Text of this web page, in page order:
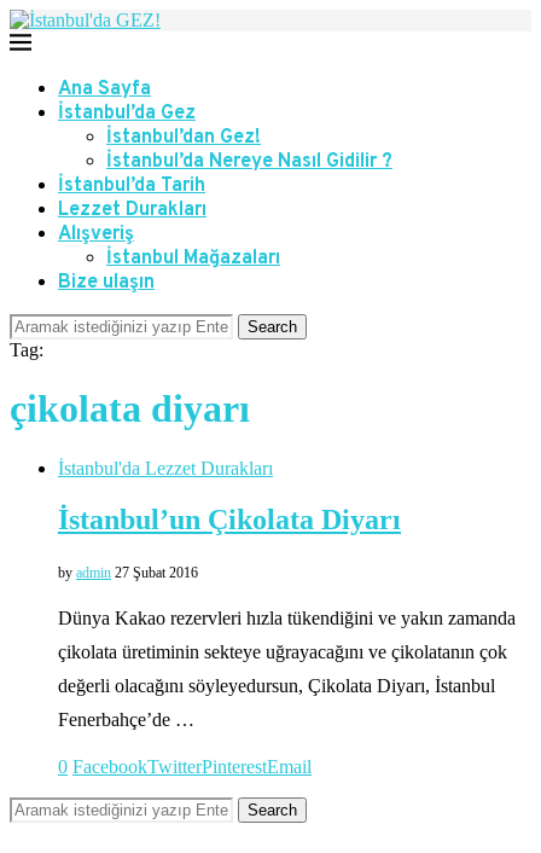
Ana Sayfa
İstanbul’da Gez
İstanbul’dan Gez!
İstanbul’da Nereye Nasıl Gidilir ?
İstanbul’da Tarih
Lezzet Durakları
Alışveriş
İstanbul Mağazaları
Bize ulaşın
Search
Tag:
çikolata diyarı
İstanbul'da Lezzet Durakları
İstanbul’un Çikolata Diyarı
by admin 27 Şubat 2016
Dünya Kakao rezervleri hızla tükendiğini ve yakın zamanda
çikolata üretiminin sekteye uğrayacağını ve çikolatanın çok
değerli olacağını söyleyedursun, Çikolata Diyarı, İstanbul
Fenerbahçe’de …
0 FacebookTwitterPinterestEmail